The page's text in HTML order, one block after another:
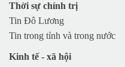
Huyện Yên Thành
Huyện Anh Sơn
Huyện Diễn Châu
Thời sự chính trị
Tin Đô Lương
Tin trong tỉnh và trong nước
Kinh tế - xã hội